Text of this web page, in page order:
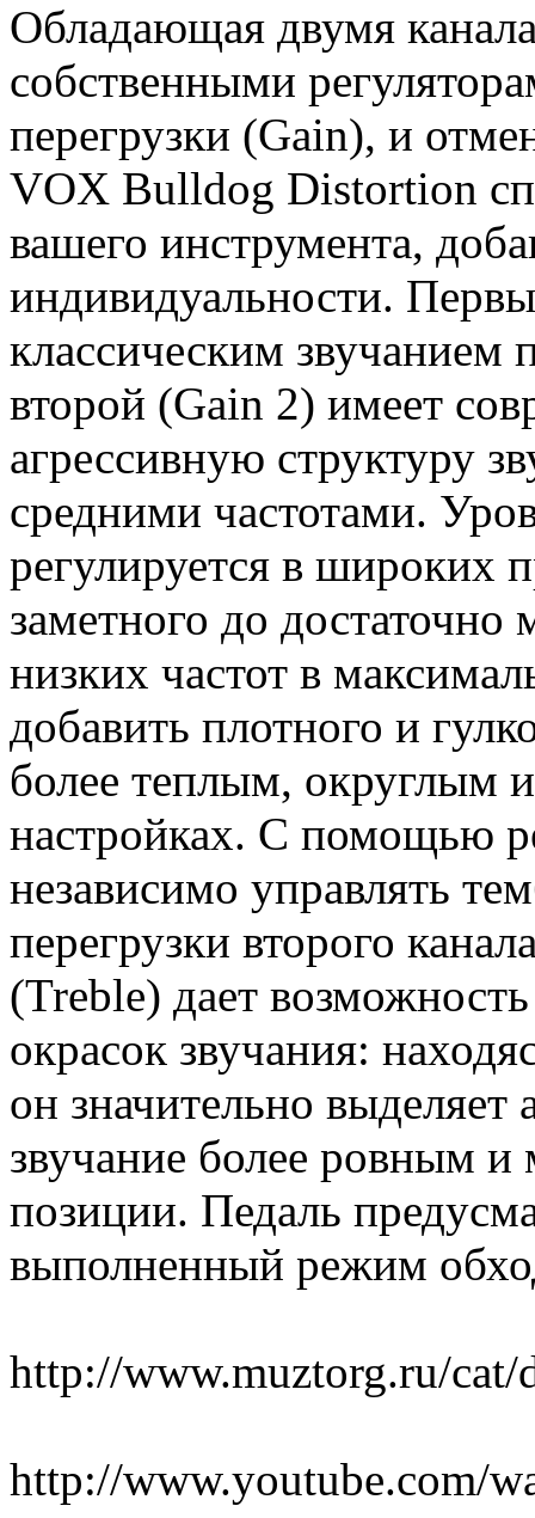
Обладающая двумя
собственными
перегрузки (Gain), и
VOX Bulldog Distortion
вашего инструмента,
индивидуальности.
классическим звучанием
второй (Gain 2) имеет
агрессивную структуру
средними частотами.
регулируется в широких
заметного до
низких частот в
добавить плотного и
более теплым, округлым
настройках. С помощью
независимо управлять
перегрузки второго
(Treble) дает
окрасок звучания:
он значительно выделяет
звучание более ровным
позиции. Педаль
выполненный режим
http://www.muztorg.ru/cat/
http://www.youtube.com/